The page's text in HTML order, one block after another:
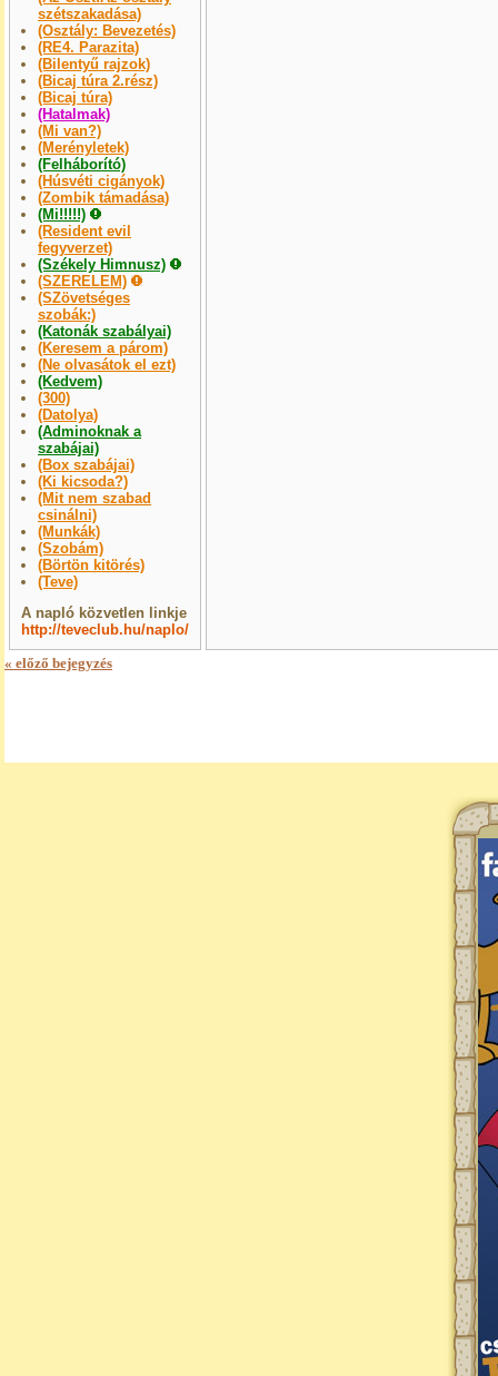
szétszakadása)
(Osztály: Bevezetés)
(RE4. Parazita)
(Bilentyű rajzok)
(Bicaj túra 2.rész)
(Bicaj túra)
(Hatalmak)
(Mi van?)
(Merényletek)
(Felháborító)
(Húsvéti cigányok)
(Zombik támadása)
(Mi!!!!!)
(Resident evil
fegyverzet)
(Székely Himnusz)
(SZERELEM)
(SZövetséges
szobák:)
(Katonák szabályai)
(Keresem a párom)
(Ne olvasátok el ezt)
(Kedvem)
(300)
(Datolya)
(Adminoknak a
szabájai)
(Box szabájai)
(Ki kicsoda?)
(Mit nem szabad
csinálni)
(Munkák)
(Szobám)
(Börtön kitörés)
(Teve)
A napló közvetlen linkje
http://teveclub.hu/naplo/
« előző bejegyzés